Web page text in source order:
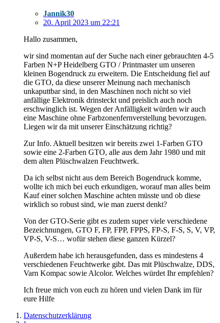
Jannik30
20. April 2023 um 22:21
Hallo zusammen,
wir sind momentan auf der Suche nach einer gebrauchten 4-5
Farben N+P Heidelberg GTO / Printmaster um unseren
kleinen Bogendruck zu erweitern. Die Entscheidung fiel auf
die GTO, da diese unserer Meinung nach mechanisch
unkaputtbar sind, in den Maschinen noch nicht so viel
anfällige Elektronik drinsteckt und preislich auch noch
erschwinglich ist. Wegen der Anfälligkeit würden wir auch
eine Maschine ohne Farbzonenfernverstellung bevorzugen.
Liegen wir da mit unserer Einschätzung richtig?
Zur Info. Aktuell besitzen wir bereits zwei 1-Farben GTO
sowie eine 2-Farben GTO, alle aus dem Jahr 1980 und mit
dem alten Plüschwalzen Feuchtwerk.
Da ich selbst nicht aus dem Bereich Bogendruck komme,
wollte ich mich bei euch erkundigen, worauf man alles beim
Kauf einer solchen Maschine achten müsste und ob diese
wirklich so robust sind, wie man zuerst denkt?
Von der GTO-Serie gibt es zudem super viele verschiedene
Bezeichnungen, GTO F, FP, FPP, FPPS, FP-S, F-S, S, V, VP,
VP-S, V-S… wofür stehen diese ganzen Kürzel?
Außerdem habe ich herausgefunden, dass es mindestens 4
verschiedenen Feuchtwerke gibt. Das mit Plüschwalze, DDS,
Varn Kompac sowie Alcolor. Welches würdet Ihr empfehlen?
Ich freue mich von euch zu hören und vielen Dank im für
eure Hilfe
Datenschutzerklärung